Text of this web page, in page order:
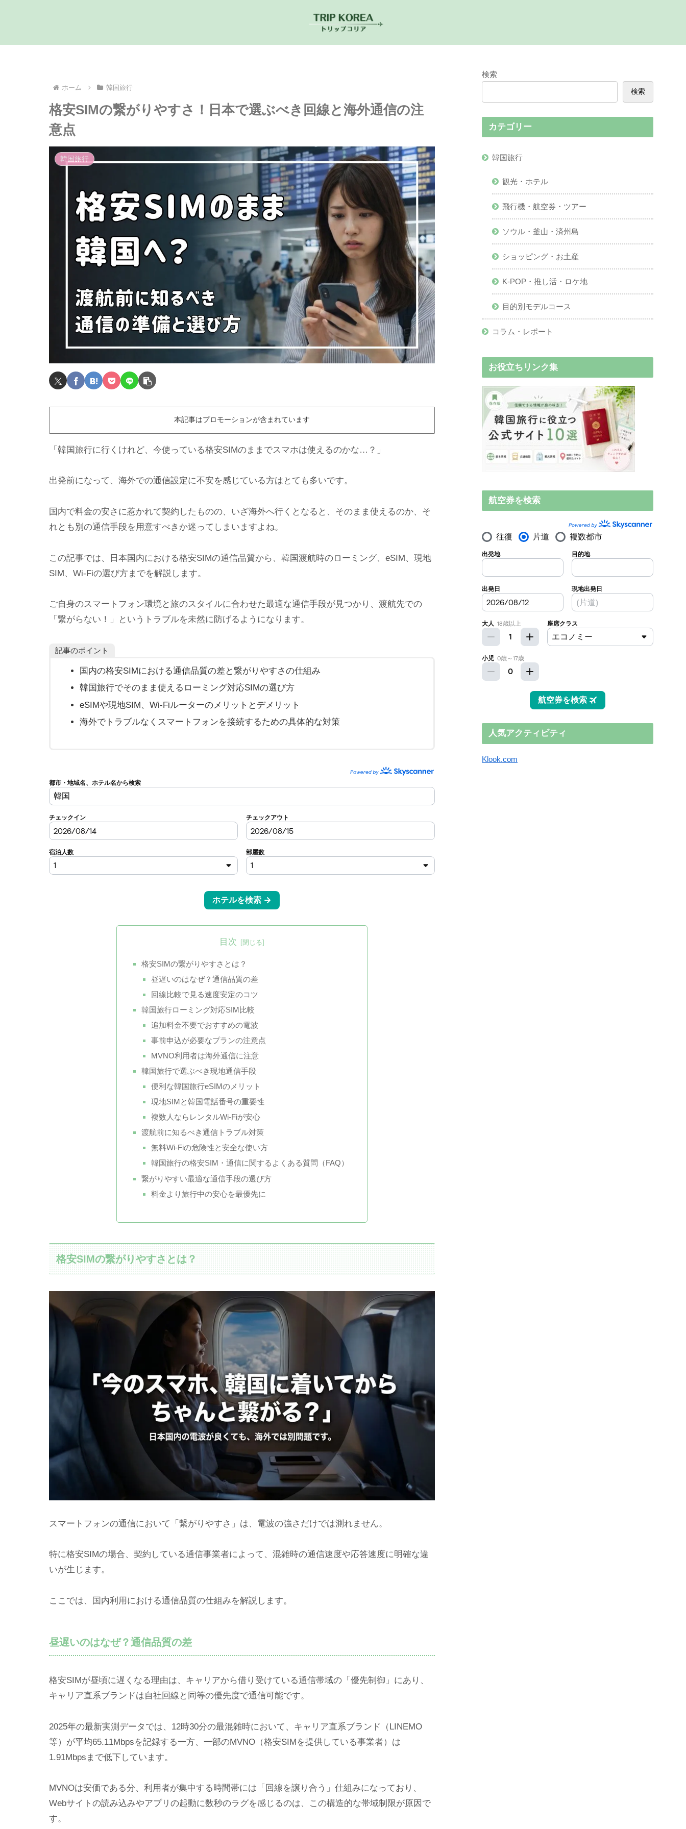
ホーム 韓国旅行
格安SIMの繋がりやすさ！日本で選ぶべき回線と海外通信の注
意点
韓国旅行
本記事はプロモーションが含まれています
「韓国旅行に行くけれど、今使っている格安SIMのままでスマホは使えるのかな…？」
出発前になって、海外での通信設定に不安を感じている方はとても多いです。
国内で料金の安さに惹かれて契約したものの、いざ海外へ行くとなると、そのまま使えるのか、そ
れとも別の通信手段を用意すべきか迷ってしまいますよね。
この記事では、日本国内における格安SIMの通信品質から、韓国渡航時のローミング、eSIM、現地
SIM、Wi-Fiの選び方までを解説します。
ご自身のスマートフォン環境と旅のスタイルに合わせた最適な通信手段が見つかり、渡航先での
「繋がらない！」というトラブルを未然に防げるようになります。
記事のポイント
国内の格安SIMにおける通信品質の差と繋がりやすさの仕組み
韓国旅行でそのまま使えるローミング対応SIMの選び方
eSIMや現地SIM、Wi-Fiルーターのメリットとデメリット
海外でトラブルなくスマートフォンを接続するための具体的な対策
目次
格安SIMの繋がりやすさとは？
昼遅いのはなぜ？通信品質の差
回線比較で見る速度安定のコツ
韓国旅行ローミング対応SIM比較
追加料金不要でおすすめの電波
事前申込が必要なプランの注意点
MVNO利用者は海外通信に注意
韓国旅行で選ぶべき現地通信手段
便利な韓国旅行eSIMのメリット
現地SIMと韓国電話番号の重要性
複数人ならレンタルWi-Fiが安心
渡航前に知るべき通信トラブル対策
無料Wi-Fiの危険性と安全な使い方
韓国旅行の格安SIM・通信に関するよくある質問（FAQ）
繋がりやすい最適な通信手段の選び方
料金より旅行中の安心を最優先に
格安SIMの繋がりやすさとは？
スマートフォンの通信において「繋がりやすさ」は、電波の強さだけでは測れません。
特に格安SIMの場合、契約している通信事業者によって、混雑時の通信速度や応答速度に明確な違
いが生じます。
ここでは、国内利用における通信品質の仕組みを解説します。
昼遅いのはなぜ？通信品質の差
格安SIMが昼頃に遅くなる理由は、キャリアから借り受けている通信帯域の「優先制御」にあり、
キャリア直系ブランドは自社回線と同等の優先度で通信可能です。
2025年の最新実測データでは、12時30分の最混雑時において、キャリア直系ブランド（LINEMO
等）が平均65.11Mbpsを記録する一方、一部のMVNO（格安SIMを提供している事業者）は
1.91Mbpsまで低下しています。
MVNOは安価である分、利用者が集中する時間帯には「回線を譲り合う」仕組みになっており、
Webサイトの読み込みやアプリの起動に数秒のラグを感じるのは、この構造的な帯域制限が原因で
す。
検索
検索
カテゴリー
韓国旅行
観光・ホテル
飛行機・航空券・ツアー
ソウル・釜山・済州島
ショッピング・お土産
K-POP・推し活・ロケ地
目的別モデルコース
コラム・レポート
お役立ちリンク集
航空券を検索
人気アクティビティ
Klook.com